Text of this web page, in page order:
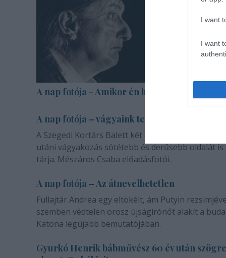
I want
I want
A nap fotója - Amikor én halott voltam
A nap fotója – vágyaink természetéről
A Szegedi Kortárs Balett két darabja a másik ember
utáni vágyakozás sötétebb és derűsebb oldalát is
tárja. Mészáros Csaba előadásfotói.
A nap fotója – Az átnevelhetetlen
Fullajtár Andrea egy eltökélt, ám Putyin
szemben védtelen orosz újságírónőt alakít a
Katona legújabb bemutatójában.
Gyurkó Henrik bábművész 60 év után szögre